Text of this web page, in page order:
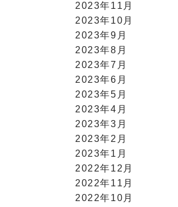
2023年11月
2023年10月
2023年9月
2023年8月
2023年7月
2023年6月
2023年5月
2023年4月
2023年3月
2023年2月
2023年1月
2022年12月
2022年11月
2022年10月